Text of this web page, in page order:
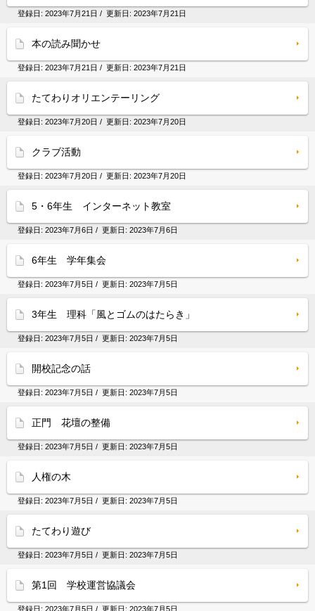
登録日: 2023年7月21日 / 更新日: 2023年7月21日
本の読み聞かせ
登録日: 2023年7月21日 / 更新日: 2023年7月21日
たてわりオリエンテーリング
登録日: 2023年7月20日 / 更新日: 2023年7月20日
クラブ活動
登録日: 2023年7月20日 / 更新日: 2023年7月20日
5・6年生 インターネット教室
登録日: 2023年7月6日 / 更新日: 2023年7月6日
6年生 学年集会
登録日: 2023年7月5日 / 更新日: 2023年7月5日
3年生 理科「風とゴムのはたらき」
登録日: 2023年7月5日 / 更新日: 2023年7月5日
開校記念の話
登録日: 2023年7月5日 / 更新日: 2023年7月5日
正門 花壇の整備
登録日: 2023年7月5日 / 更新日: 2023年7月5日
人権の木
登録日: 2023年7月5日 / 更新日: 2023年7月5日
たてわり遊び
登録日: 2023年7月5日 / 更新日: 2023年7月5日
第1回 学校運営協議会
登録日: 2023年7月5日 / 更新日: 2023年7月5日